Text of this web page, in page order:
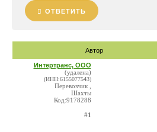
ОТВЕТИТЬ
Автор
Интертранс, ООО
(удалена)
(ИНН:6155077543)
Перевозчик ,
Шахты
Код:9178288
#1